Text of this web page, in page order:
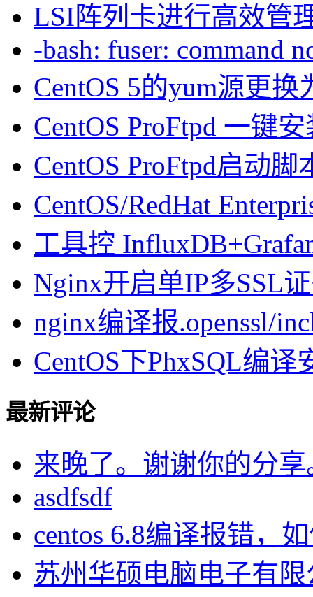
LSI阵列卡进行高效管
-bash: fuser: command
CentOS 5的yum源更
CentOS ProFtpd 一键
CentOS ProFtpd启动脚
CentOS/RedHat
工具控
Nginx开启单IP多SSL
nginx编译报.openssl/
CentOS下PhxSQL编译
最新评论
来晚了。谢谢你的分享
asdfsdf
centos 6.8编译报错，
苏州华硕电脑电子有